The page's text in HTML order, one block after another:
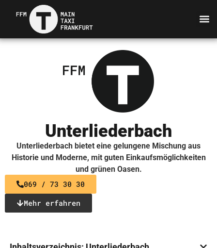
Unterliederbach
Unterliederbach bietet eine gelungene Mischung aus
Historie und Moderne, mit guten Einkaufsmöglichkeiten
und grünen Oasen.
069 / 73 30 30
Mehr erfahren